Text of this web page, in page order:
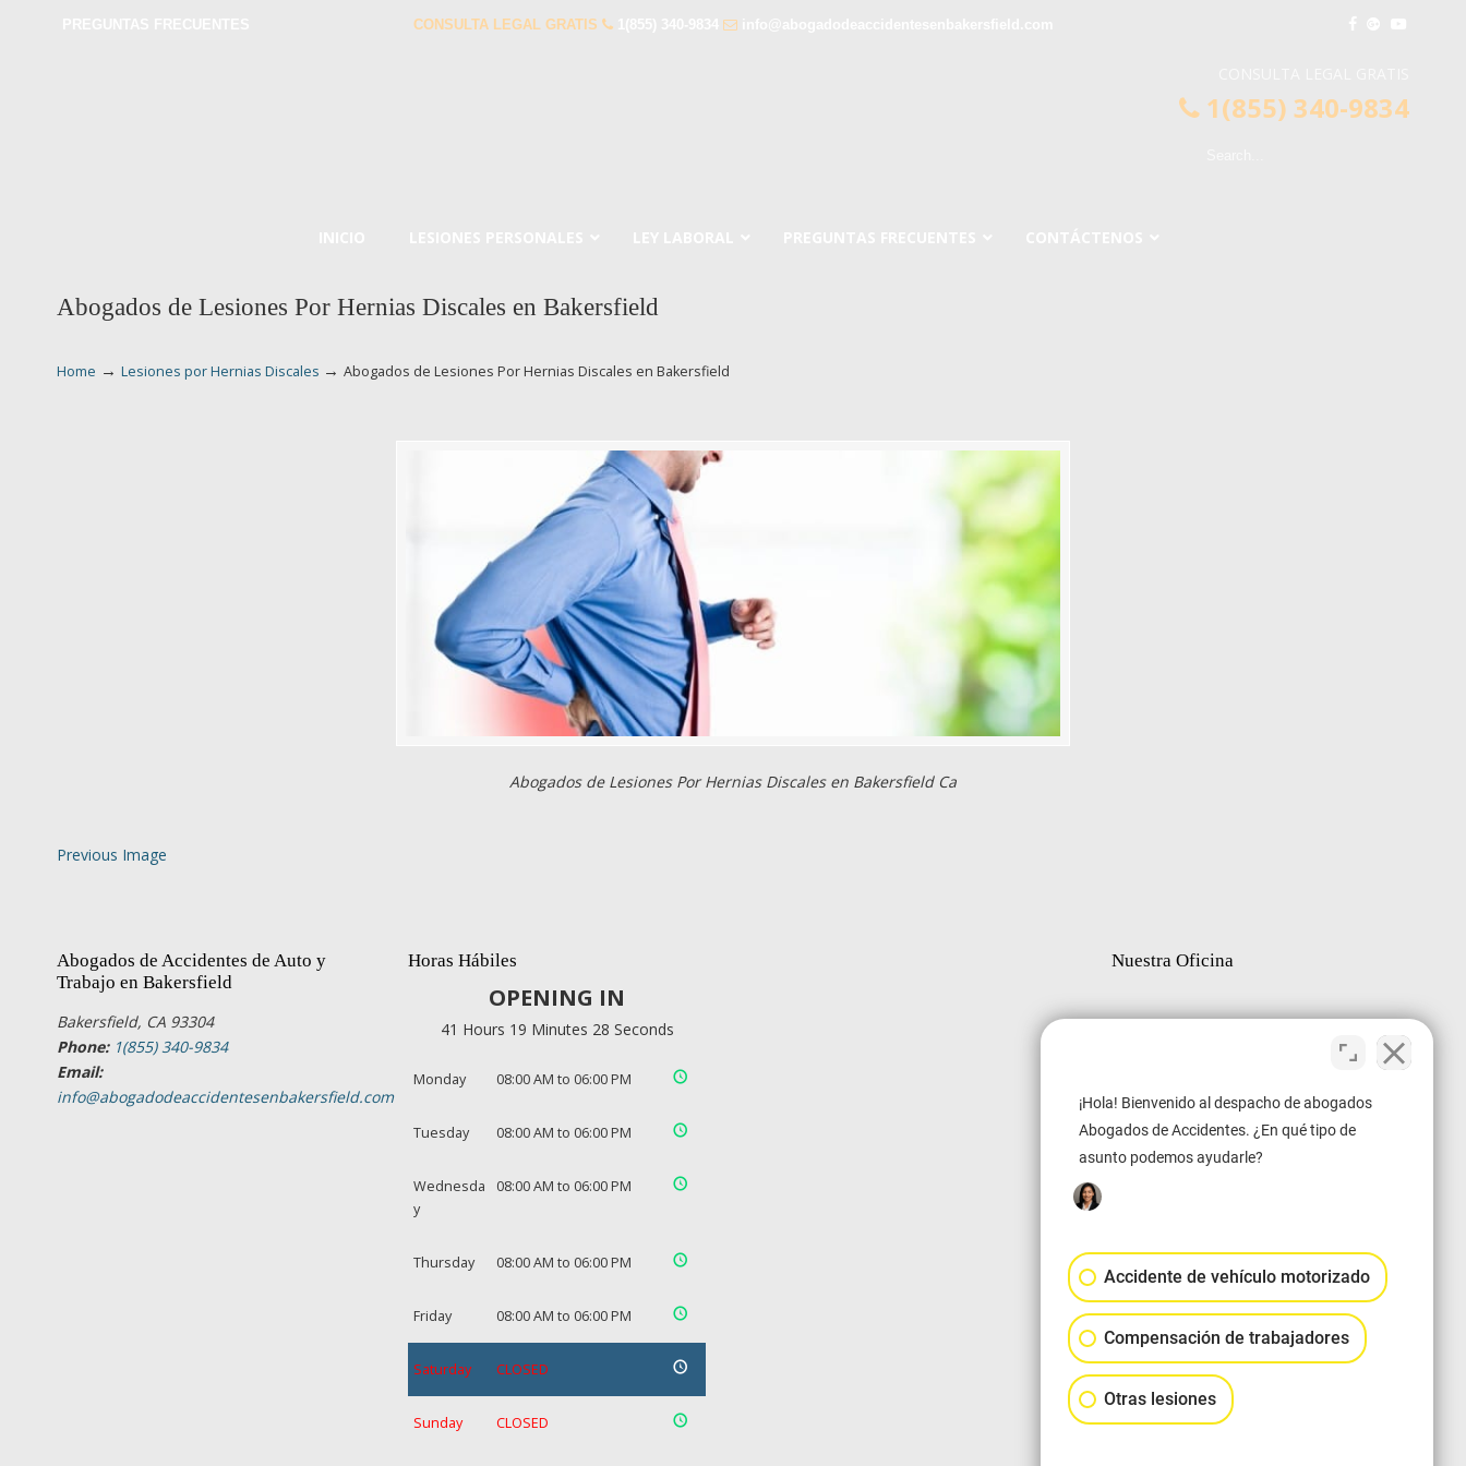
CONSULTA LEGAL GRATIS
1(855) 340-9834
Abogados de Lesiones Por Hernias Discales en Bakersfield
Home → Lesiones por Hernias Discales → Abogados de Lesiones Por Hernias Discales en Bakersfield
Abogados de Lesiones Por Hernias Discales en Bakersfield Ca
Previous Image
Abogados de Accidentes de Auto y
Trabajo en Bakersfield
Bakersfield, CA 93304
Phone: 1(855) 340-9834
Email:
info@abogadodeaccidentesenbakersfield.com
Horas Hábiles
OPENING IN
41 Hours 19 Minutes 27 Seconds
Monday 08:00 AM to 06:00 PM
Tuesday 08:00 AM to 06:00 PM
Wednesda
y
08:00 AM to 06:00 PM
Thursday 08:00 AM to 06:00 PM
Friday 08:00 AM to 06:00 PM
Saturday CLOSED
Sunday CLOSED
Nuestra Oficina
¡Hola! Bienvenido al despacho de abogados
Abogados de Accidentes. ¿En qué tipo de
asunto podemos ayudarle?
Accidente de vehículo motorizado
Compensación de trabajadores
Otras lesiones